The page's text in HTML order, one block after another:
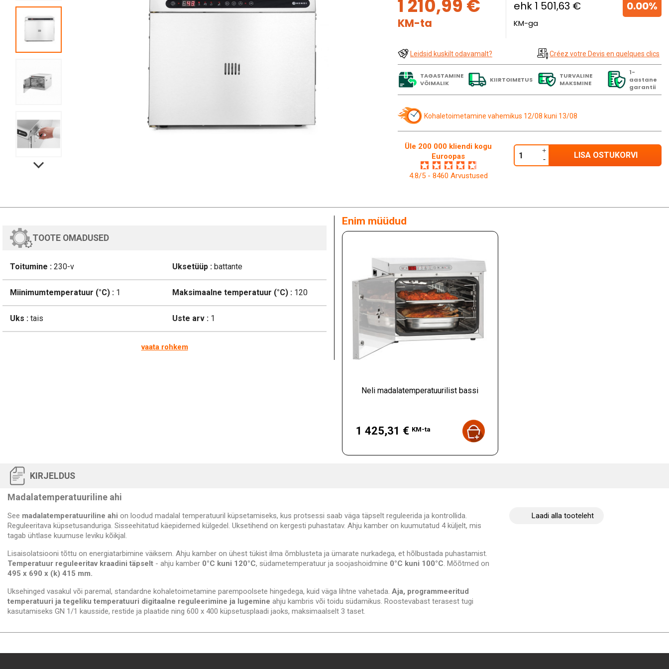
1 210,99 €
KM-ta
ehk 1 501,63 €
KM-ga
0.00%
Leidsid kuskilt odavamalt? Créez votre Devis en quelques clics
TAGASTAMINE
VÕIMALIK
KIIRTOIMETUS
TURVALINE
MAKSMINE
1-
aastane
garantii
Kohaletoimetamine vahemikus 12/08 kuni 13/08
Üle 200 000 kliendi kogu
Euroopas
4.8/5 - 8460 Arvustused
LISA OSTUKORVI
TOOTE OMADUSED
Toitumine : 230-v Uksetüüp :battante
Miinimumtemperatuur (°C) : 1 Maksimaalne temperatuur (°C) :120
Uks : tais Uste arv :1
vaata rohkem
Enim müüdud
Neli madalatemperatuurilist bassi
1 425,31 € KM-ta
KIRJELDUS
Madalatemperatuuriline ahi
See madalatemperatuuriline ahi on loodud madalal temperatuuril küpsetamiseks, kus protsessi saab väga täpselt reguleerida ja kontrollida.
Reguleeritava küpsetusanduriga. Sisseehitatud käepidemed külgedel. Uksetihend on kergesti puhastatav. Ahju kamber on kuumutatud 4 küljelt, mis
tagab ühtlase kuumuse leviku kõikjal.
Lisaisolatsiooni tõttu on energiatarbimine väiksem. Ahju kamber on ühest tükist ilma õmblusteta ja ümarate nurkadega, et hõlbustada puhastamist.
Temperatuur reguleeritav kraadini täpselt - ahju kamber 0°C kuni 120°C, südametemperatuur ja soojashoidmine 0°C kuni 100°C. Mõõtmed on
495 x 690 x (k) 415 mm.
Uksehinged vasakul või paremal, standardne kohaletoimetamine parempoolsete hingedega, kuid väga lihtne vahetada. Aja, programmeeritud
temperatuuri ja tegeliku temperatuuri digitaalne reguleerimine ja lugemine ahju kambris või toidu südamikus. Roostevabast terasest tugi
kasutamiseks GN 1/1 kausside, restide ja plaatide ning 600 x 400 küpsetusplaadi jaoks, maksimaalselt 3 taset.
Laadi alla tooteleht